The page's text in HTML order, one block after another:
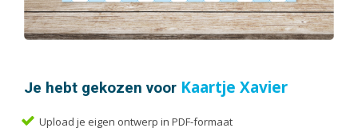
Handleidingen
Kaarten
Kerstkaarten
Je hebt gekozen voor Kaartje Xavier
Upload je eigen ontwerp in PDF-formaat